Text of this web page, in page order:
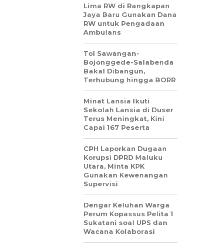
Lima RW di Rangkapan
Jaya Baru Gunakan Dana
RW untuk Pengadaan
Ambulans
Tol Sawangan-
Bojonggede-Salabenda
Bakal Dibangun,
Terhubung hingga BORR
Minat Lansia Ikuti
Sekolah Lansia di Duser
Terus Meningkat, Kini
Capai 167 Peserta
CPH Laporkan Dugaan
Korupsi DPRD Maluku
Utara, Minta KPK
Gunakan Kewenangan
Supervisi
Dengar Keluhan Warga
Perum Kopassus Pelita 1
Sukatani soal UPS dan
Wacana Kolaborasi